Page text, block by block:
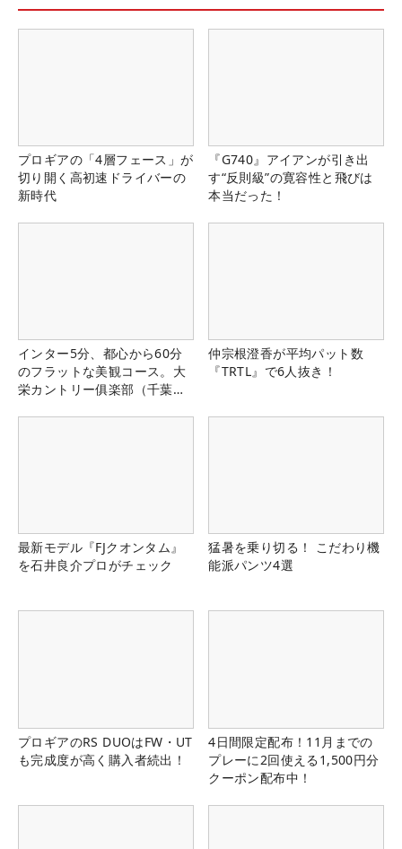
プロギアの「4層フェース」が
切り開く高初速ドライバーの
新時代
『G740』アイアンが引き出
す“反則級”の寛容性と飛びは
本当だった！
インター5分、都心から60分
のフラットな美観コース。大
栄カントリー俱楽部（千葉
仲宗根澄香が平均パット数
『TRTL』で6人抜き！
最新モデル『FJクオンタム』
を石井良介プロがチェック
猛暑を乗り切る！ こだわり機
能派パンツ4選
プロギアのRS DUOはFW・UT
も完成度が高く購入者続出！
4日間限定配布！11月までの
プレーに2回使える1,500円分
クーポン配布中！